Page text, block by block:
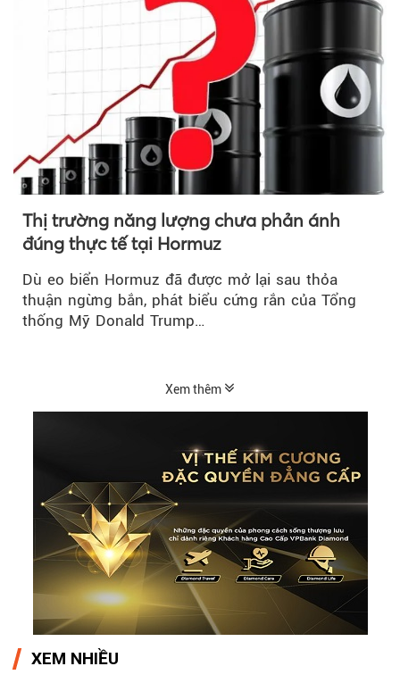
Thị trường năng lượng chưa phản ánh
đúng thực tế tại Hormuz
Dù eo biển Hormuz đã được mở lại sau thỏa
thuận ngừng bắn, phát biểu cứng rắn của Tổng
thống Mỹ Donald Trump…
Xem thêm
XEM NHIỀU